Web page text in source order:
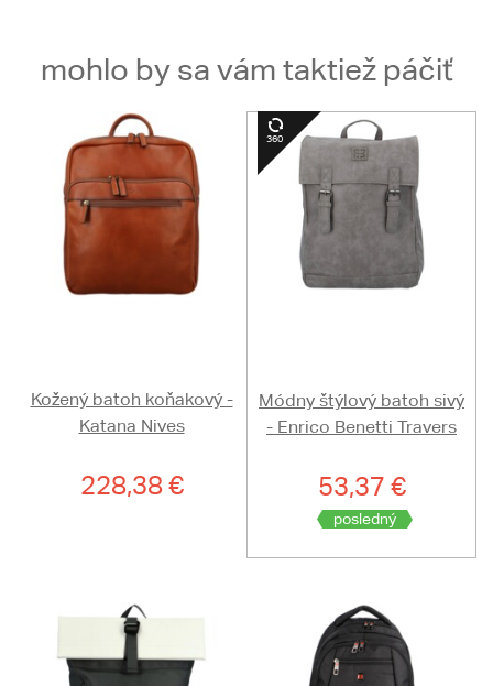
mohlo by sa vám taktiež páčiť
Kožený batoh koňakový -
Katana Nives
228,38 €
Módny štýlový batoh sivý
- Enrico Benetti Travers
53,37 €
posledný